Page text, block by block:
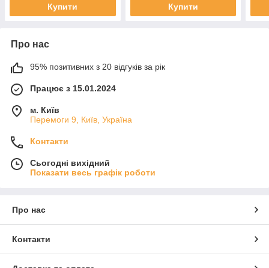
Купити Купити
Про нас
95% позитивних з 20 відгуків за рік
Працює з 15.01.2024
м. Київ
Перемоги 9, Київ, Україна
Контакти
Сьогодні вихідний
Показати весь графік роботи
Про нас
Контакти